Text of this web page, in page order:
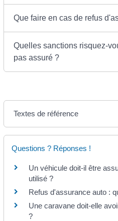
Que faire en cas de refus
Quelles sanctions risquez-
pas assuré ?
Textes de référence
Questions ? Réponses !
Un véhicule doit-il être
utilisé ?
Refus d'assurance auto :
Une caravane doit-elle
?